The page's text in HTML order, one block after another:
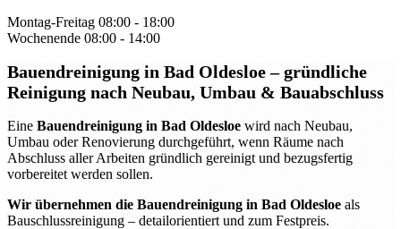
Montag-Freitag 08:00 - 18:00
Wochenende 08:00 - 14:00
Bauendreinigung in Bad Oldesloe– gründliche
Reinigung nach Neubau, Umbau & Bauabschluss
Eine Bauendreinigung in Bad Oldesloe wird nach Neubau,
Umbau oder Renovierung durchgeführt, wenn Räume nach
Abschluss aller Arbeiten gründlich gereinigt und bezugsfertig
vorbereitet werden sollen.
Wir übernehmen die Bauendreinigung in Bad Oldesloe als
Bauschlussreinigung – detailorientiert und zum Festpreis.